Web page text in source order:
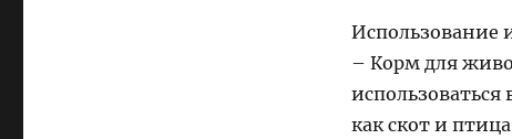
Использование
– Корм для
как скот и